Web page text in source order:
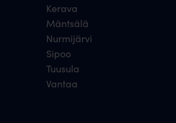
Kerava
Mäntsälä
Nurmijärvi
Sipoo
Tuusula
Vantaa